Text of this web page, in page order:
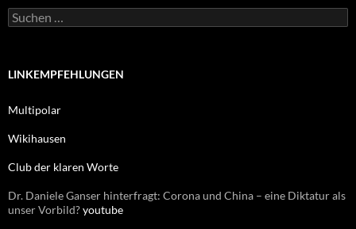
r
S
u
e
a
h
LINKEMPFEHLUNGEN
Multipolar
Wikihausen
Club der klaren Worte
Dr. Daniele Ganser hinterfragt: Corona und China – eine Diktatur als
unser Vorbild?youtube